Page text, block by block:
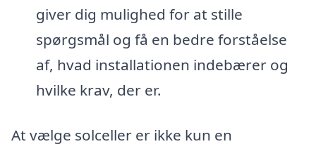
giver dig mulighed for at stille
spørgsmål og få en bedre forståelse
af, hvad installationen indebærer og
hvilke krav, der er.
At vælge solceller er ikke kun en